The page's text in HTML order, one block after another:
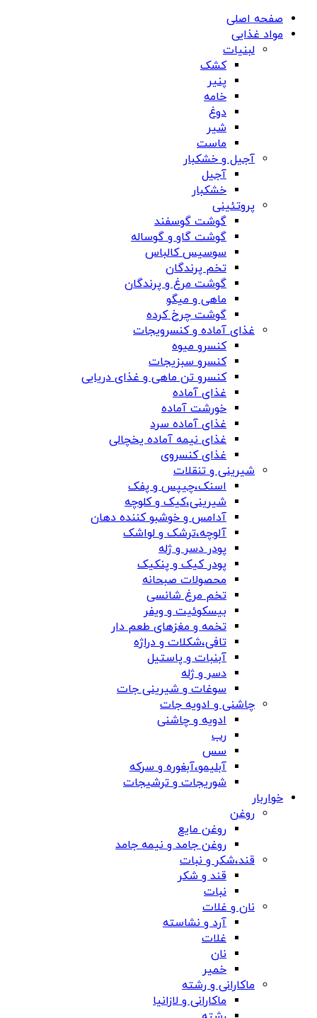
صفحه اصلی
مواد غذایی
لبنیات
کشک
پنیر
خامه
دوغ
شیر
ماست
آجیل و خشکبار
آجیل
خشکبار
پروتئینی
گوشت گوسفند
گوشت گاو و گوساله
سوسیس کالباس
تخم پرندگان
گوشت مرغ و پرندگان
ماهی و میگو
گوشت چرخ کرده
غذای آماده و کنسرویجات
کنسرو میوه
کنسرو سبزیجات
کنسرو تن ماهی و غذای دریایی
غذای آماده
خورشت آماده
غذای آماده سرد
غذای نیمه آماده یخچالی
غذای کنسروی
شیرینی و تنقلات
اسنک،چیپس و پفک
شیرینی،کیک و کلوچه
آدامس و خوشبو کننده دهان
آلوچه،ترشک و لواشک
پودر دسر و ژله
پودر کیک و پنکیک
محصولات صبحانه
تخم مرغ شانسی
بیسکوئیت و ویفر
تخمه و مغزهای طعم دار
تافی،شکلات و دراژه
آبنبات و پاستیل
دسر و ژله
سوغات و شیرینی جات
چاشنی و ادویه جات
ادویه و چاشنی
رب
سس
آبلیمو،آبغوره و سرکه
شوریجات و ترشیجات
خواربار
روغن
روغن مایع
روغن جامد و نیمه جامد
قند،شکر و نبات
قند و شکر
نبات
نان و غلات
آرد و نشاسته
غلات
نان
خمیر
ماکارانی و رشته
ماکارانی و لازانیا